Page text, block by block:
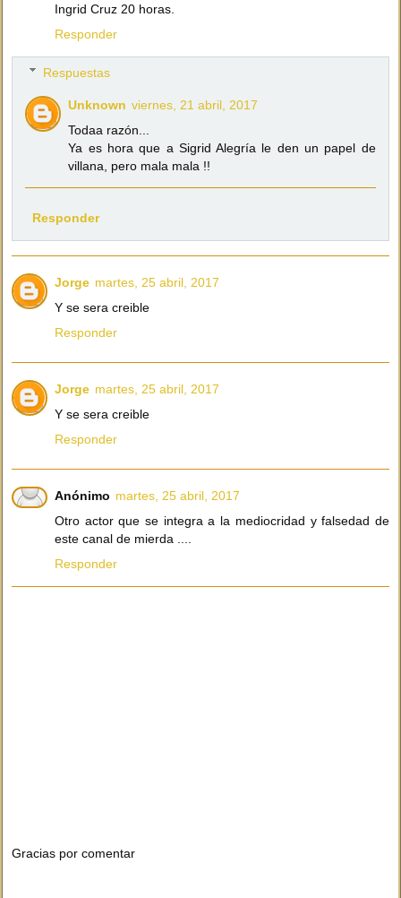
Ingrid Cruz 20 horas.
Responder
Respuestas
Unknown viernes, 21 abril, 2017
Todaa razón...
Ya es hora que a Sigrid Alegría le den un papel de
villana, pero mala mala !!
Responder
Jorge martes, 25 abril, 2017
Y se sera creible
Responder
Jorge martes, 25 abril, 2017
Y se sera creible
Responder
Anónimo martes, 25 abril, 2017
Otro actor que se integra a la mediocridad y falsedad de
este canal de mierda ....
Responder
Gracias por comentar